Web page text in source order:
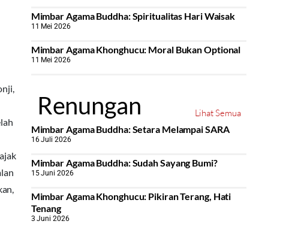
Mimbar Agama Buddha: Spiritualitas Hari Waisak
11 Mei 2026
Mimbar Agama Khonghucu: Moral Bukan Optional
11 Mei 2026
Renungan
Lihat Semua
Mimbar Agama Buddha: Setara Melampai SARA
16 Juli 2026
Mimbar Agama Buddha: Sudah Sayang Bumi?
15 Juni 2026
Mimbar Agama Khonghucu: Pikiran Terang, Hati
Tenang
3 Juni 2026